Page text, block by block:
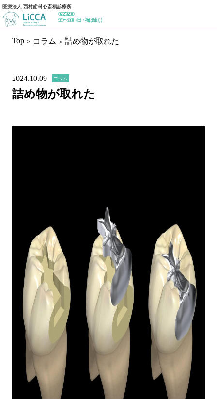
医療法人 西村歯科心斎橋診療所
06-6253-2900
9:30〜18:00（日・祝は除く）
トップページ
初めての方へ
治療内容
短期集中治療
静脈内鎮静法 / 笑気麻酔
企業歯科検診
LiCCA Lab（技工所）
治療費
症例
症例紹介
料金表
お悩みから探す
医師紹介
Top コラム 詰め物が取れた
2024.10.09 コラム
詰め物が取れた